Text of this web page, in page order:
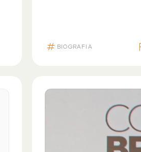
BIOGRAFIA